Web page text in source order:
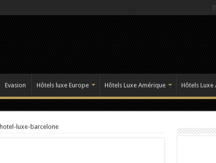
Evasion Hôtels luxe Europe Hôtels Luxe Amérique Hôtels Luxe
hotel-luxe-barcelone